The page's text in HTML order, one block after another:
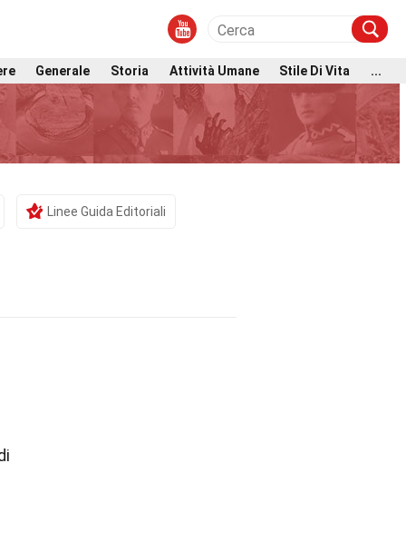
Generale Storia Attività Umane Stile Di Vita ...
Linee Guida Editoriali